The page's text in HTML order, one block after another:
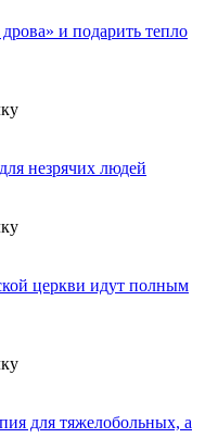
и подарить тепло
незрячих людей
церкви идут полным
для тяжелобольных, а